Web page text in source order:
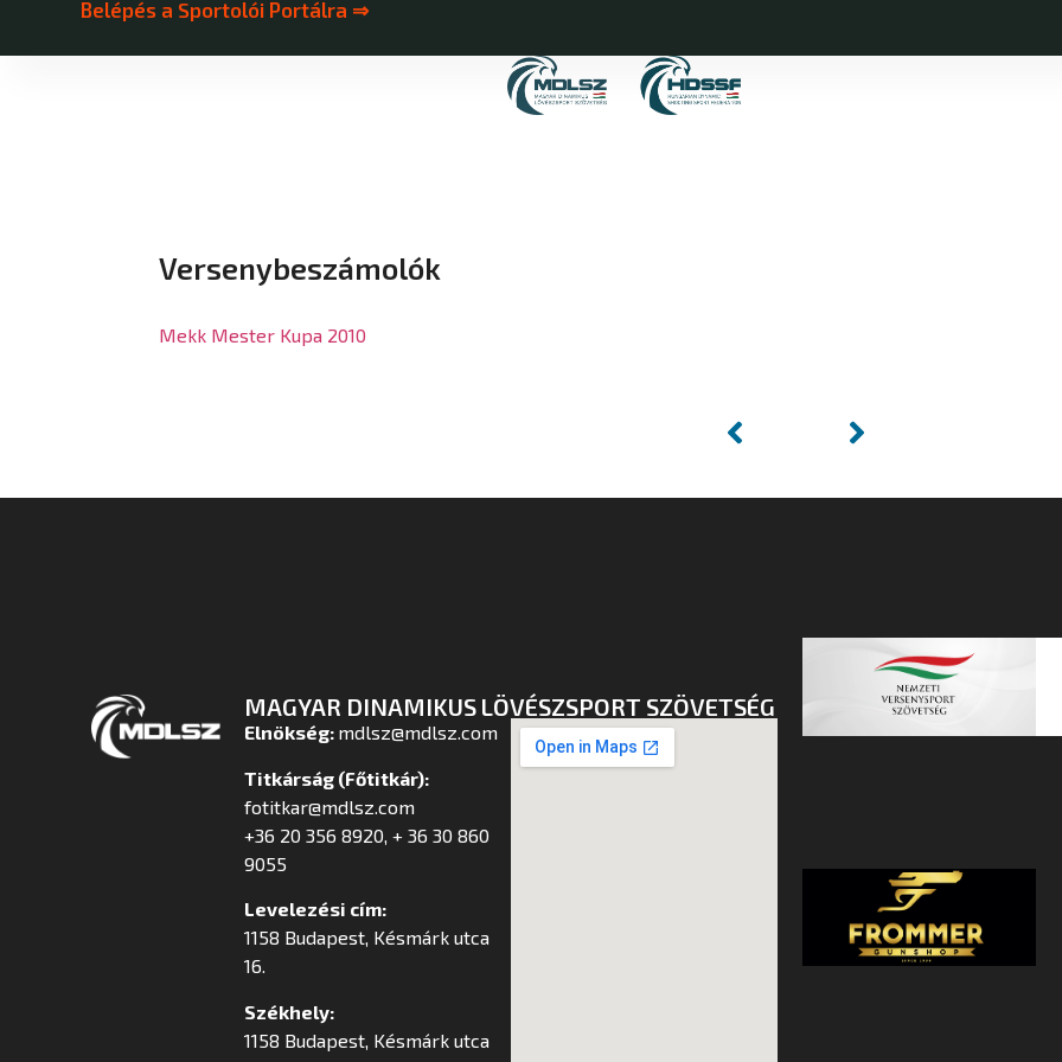
Belépés a Sportolói Portálra ⇒
Versenybeszámolók
Mekk Mester Kupa 2010
MAGYAR DINAMIKUS LÖVÉSZSPORT SZÖVETSÉG
Elnökség: mdlsz@mdlsz.com
Titkárság (Főtitkár):
fotitkar@mdlsz.com
+36 20 356 8920, + 36 30 860
9055
Levelezési cím:
1158 Budapest, Késmárk utca
16.
Székhely:
1158 Budapest, Késmárk utca